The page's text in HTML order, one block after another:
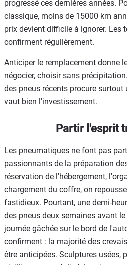
progressé ces dernières années.
classique, moins de 15000 km
prix devient difficile à ignorer. Les
confirment régulièrement.
Anticiper le remplacement donne
négocier, choisir sans
des pneus récents procure
vaut bien l'investissement.
Partir l'esprit
Les pneumatiques ne font pas
passionnants de la préparation
réservation de l'hébergement,
chargement du coffre, on
fastidieux. Pourtant, une demi-
des pneus deux semaines avant
journée gâchée sur le bord de
confirment : la majorité des
être anticipées. Sculptures usées,